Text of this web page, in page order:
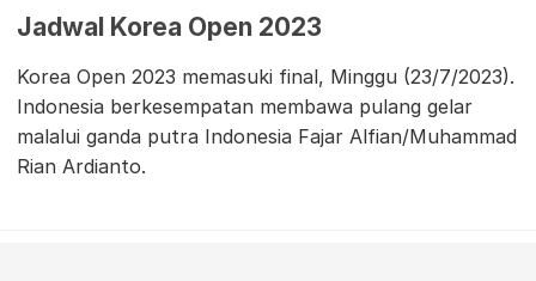
Jadwal Korea Open 2023
Korea Open 2023 memasuki final, Minggu (23/7/2023).
Indonesia berkesempatan membawa pulang gelar
malalui ganda putra Indonesia Fajar Alfian/Muhammad
Rian Ardianto.